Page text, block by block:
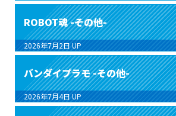
ROBOT魂 -その他-
2026年7月2日 UP
バンダイプラモ -その他-
2026年7月4日 UP